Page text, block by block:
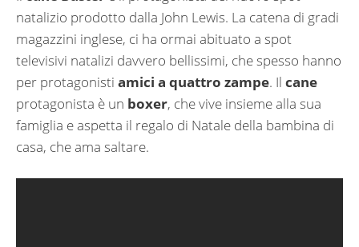
natalizio prodotto dalla John Lewis. La catena di gradi
magazzini inglese, ci ha ormai abituato a spot
televisivi natalizi davvero bellissimi, che spesso hanno
per protagonisti amici a quattro zampe. Il cane
protagonista è un boxer, che vive insieme alla sua
famiglia e aspetta il regalo di Natale della bambina di
casa, che ama saltare.